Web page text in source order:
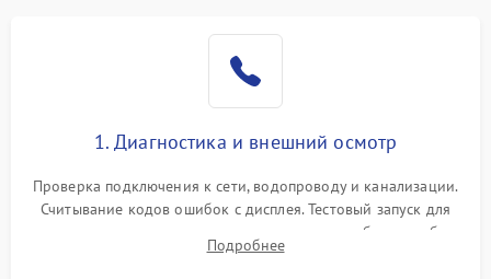
1. Диагностика и внешний осмотр
Проверка подключения к сети, водопроводу и канализации.
Считывание кодов ошибок с дисплея. Тестовый запуск для
выявления посторонних шумов, протечек или сбоев в работе
электронного модуля управления.
Подробнее